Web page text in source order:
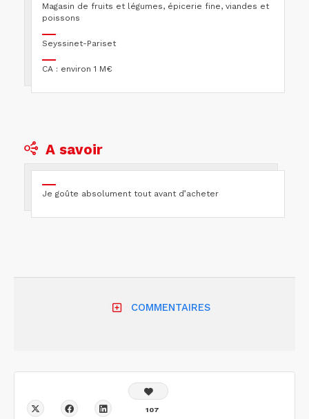
Magasin de fruits et légumes, épicerie fine, viandes et
poissons
Seyssinet-Pariset
CA : environ 1 M€
A savoir
Je goûte absolument tout avant d’acheter
COMMENTAIRES
107